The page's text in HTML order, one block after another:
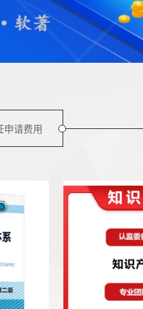
申请费用